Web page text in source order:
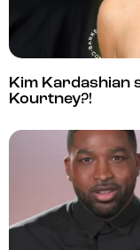
Kim Kardashian
Kourtney?!